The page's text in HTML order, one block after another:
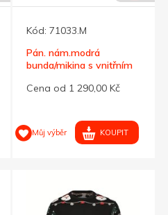
Kód: 71033.M
Pán. nám.modrá
bunda/mikina s vnitřním
Cena od 1 290,00 Kč
Můj výběr KOUPIT